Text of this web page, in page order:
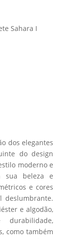
Sahara I
dos elegantes
do design
moderno e
sua beleza e
e cores
deslumbrante.
e algodão,
como também